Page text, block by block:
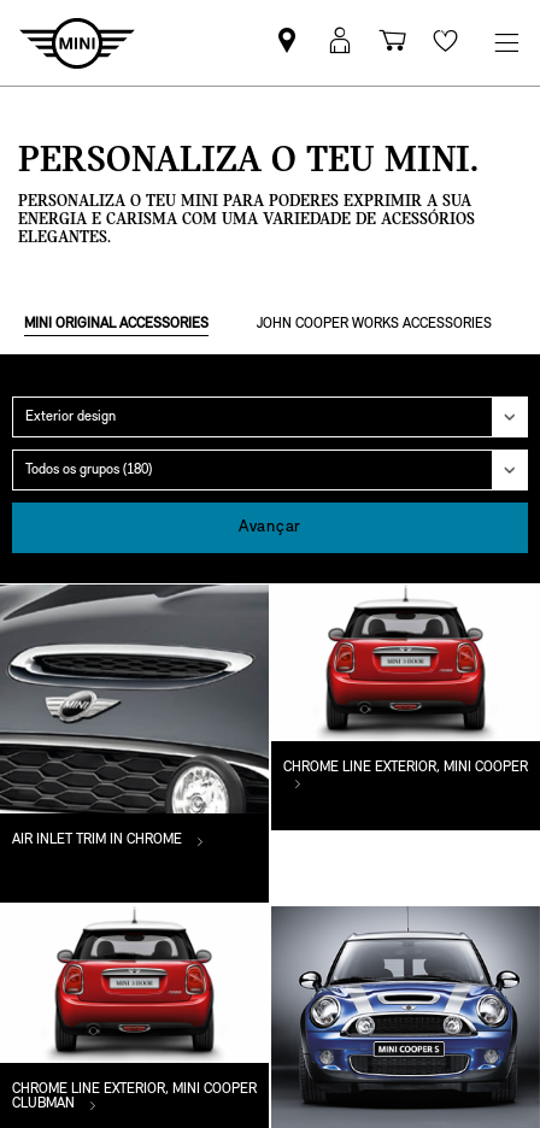
Pesquisar
parceiro
Iniciar
sessão
Carrinho
de
Wishlist
PERSONALIZA O TEU MINI.
PERSONALIZA O TEU MINI PARA PODERES EXPRIMIR A SUA
ENERGIA E CARISMA COM UMA VARIEDADE DE ACESSÓRIOS
ELEGANTES.
MINI ORIGINAL ACCESSORIES JOHN COOPER WORKS ACCESSORIES
Categoria
Grupo
Avançar
AIR INLET TRIM IN CHROME
CHROME LINE EXTERIOR, MINI COOPER
CHROME LINE EXTERIOR, MINI COOPER
CLUBMAN